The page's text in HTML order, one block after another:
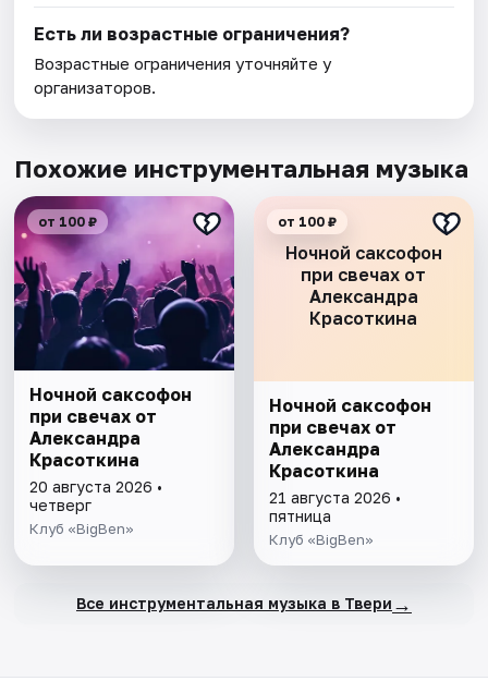
Есть ли возрастные ограничения?
Возрастные ограничения уточняйте у
организаторов.
Похожие инструментальная музыка
от 100 ₽
Ночной саксофон
при свечах от
Александра
Красоткина
20 августа 2026 •
четверг
Клуб «BigBen»
Ночной саксофон
при свечах от
Александра
Красоткина
от 100 ₽
Ночной саксофон
при свечах от
Александра
Красоткина
21 августа 2026 •
пятница
Клуб «BigBen»
Все инструментальная музыка в Твери →